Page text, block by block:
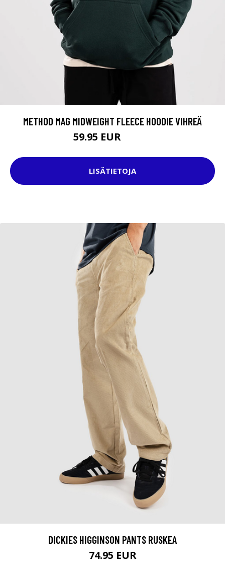
METHOD MAG MIDWEIGHT FLEECE HOODIE VIHREÄ
59.95 EUR
LISÄTIETOJA
DICKIES HIGGINSON PANTS RUSKEA
74.95 EUR